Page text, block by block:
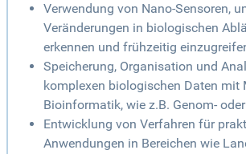
Verwendung von Nano-Sensoren,
Veränderungen in biologischen
erkennen und frühzeitig
Speicherung, Organisation und
komplexen biologischen Daten mit
Bioinformatik, wie z.B. Genom-
Entwicklung von Verfahren für
Anwendungen in Bereichen wie